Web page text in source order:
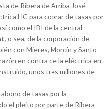
de Ribera de Arriba José
HC para cobrar de tasas por
como el IBI de la central
o sea, de la corporación de
con Mieres, Morcín y Santo
en contra de la eléctrica en
unos tres millones de
de tasas por la
el pleito por parte de Ribera